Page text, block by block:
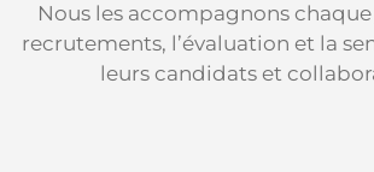
Nous les accompagnons
recrutements, l’évaluation et la
leurs candidats et